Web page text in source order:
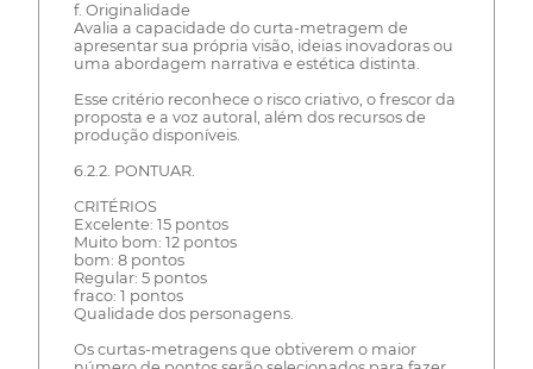
f. Originalidade
Avalia a capacidade do curta-metragem de
apresentar sua própria visão, ideias inovadoras ou
uma abordagem narrativa e estética distinta.
Esse critério reconhece o risco criativo, o frescor da
proposta e a voz autoral, além dos recursos de
produção disponíveis.
6.2.2. PONTUAR.
CRITÉRIOS
Excelente: 15 pontos
Muito bom: 12 pontos
bom: 8 pontos
Regular: 5 pontos
fraco: 1 pontos
Qualidade dos personagens.
Os curtas-metragens que obtiverem o maior